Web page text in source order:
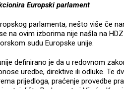
Europski parlament
parlamenta, nešto više če
na ovim izborima nije našla na
sudu Europske unije.
definirano je da u redovnom
uredbe, direktive ili odluke. Te
prijedloga, praćenje provedbe